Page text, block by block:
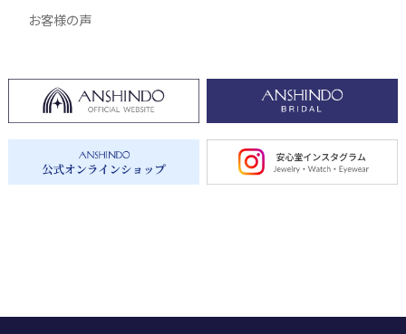
お客様の声